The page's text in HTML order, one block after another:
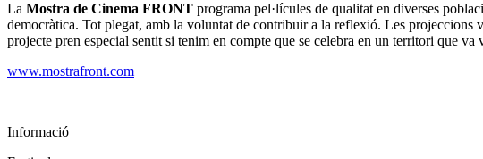
La Mostra de Cinema FRONT programa pel·lícules de qualitat en diverses
democràtica. Tot plegat, amb la voluntat de contribuir a la reflexió. Les projeccions
projecte pren especial sentit si tenim en compte que se celebra en un territori que
www.mostrafront.com
Informació